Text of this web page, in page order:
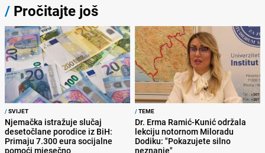
/ Pročitajte još
/SVIJET
Njemačka istražuje slučaj
desetočlane porodice iz BiH:
Primaju 7.300 eura socijalne
pomoći mjesečno
/TEME
Dr. Erma Ramić-Kunić održala
lekciju notornom Miloradu
Dodiku: "Pokazujete silno
neznanje"